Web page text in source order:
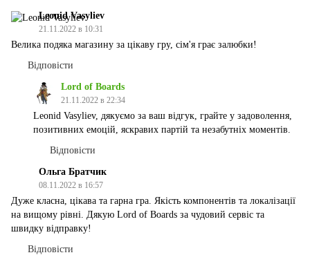
Leonid Vasyliev
21.11.2022 в 10:31
Велика подяка магазину за цікаву гру, сім'я грає залюбки!
Відповісти
Lord of Boards
21.11.2022 в 22:34
Leonid Vasyliev, дякуємо за ваш відгук, грайте у задоволення,
позитивних емоцій, яскравих партій та незабутніх моментів.
Відповісти
Ольга Братчик
08.11.2022 в 16:57
Дуже класна, цікава та гарна гра. Якість компонентів та локалізації
на вищому рівні. Дякую Lord of Boards за чудовий сервіс та
швидку відправку!
Відповісти